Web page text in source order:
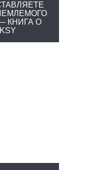
КНИГА О